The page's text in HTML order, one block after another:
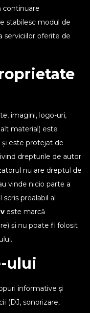
continuare
stabilesc modul de
serviciilor oferite de
imagini, logo-uri,
material) este
și este protejat de
drepturile de autor
nu are dreptul de
vinde nicio parte a
prealabil al
este marcă
și nu poate fi folosit
ului
informative și
(DJ, sonorizare,